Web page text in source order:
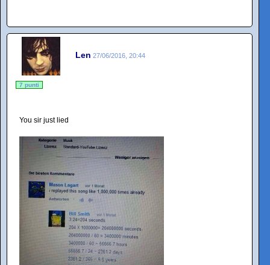
Len 27/06/2016, 20:44
7 punti
You sir just lied